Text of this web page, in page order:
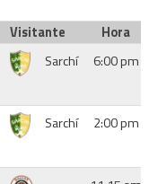
Visitante
Hora
Sarchí 6:00 pm
Sarchí 2:00 pm